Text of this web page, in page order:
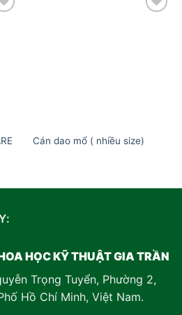
Cán dao mổ ( nhiều size)
HỌC KỸ THUẬT GIA TRẦN
Trọng Tuyển, Phường 2,
Hồ Chí Minh, Việt Nam.